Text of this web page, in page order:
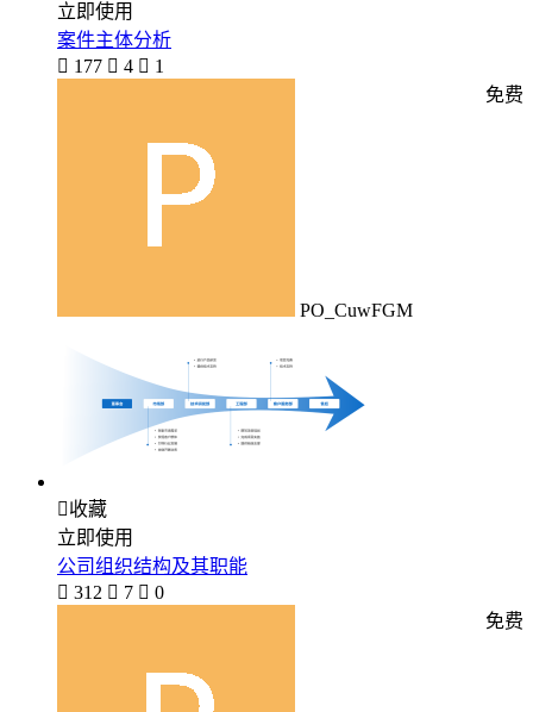
立即使用
案件主体分析
 177  4  1
PO_CuwFGM
免费
收藏
立即使用
公司组织结构及其职能
 312  7  0
免费